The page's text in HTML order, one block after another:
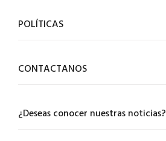
¿Deseas conocer nuestras noticias?
POLÍTICAS
CONTACTANOS